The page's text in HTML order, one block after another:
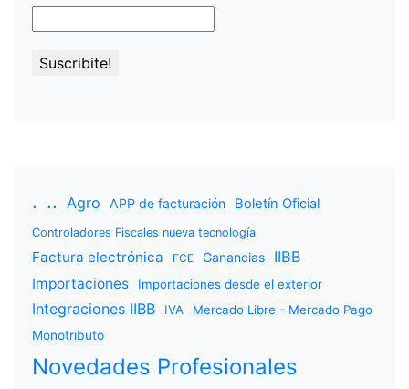
. .. Agro APP de facturación Boletín Oficial
Controladores Fiscales nueva tecnología
Factura electrónica FCE Ganancias IIBB
Importaciones Importaciones desde el exterior
Integraciones IIBB IVA
Mercado Libre - Mercado Pago
Monotributo
Novedades Profesionales